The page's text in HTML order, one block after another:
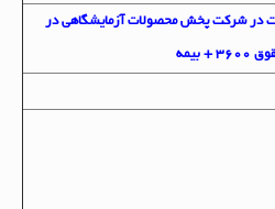
در شرکت پخش محصولات آزمایشگاهی در